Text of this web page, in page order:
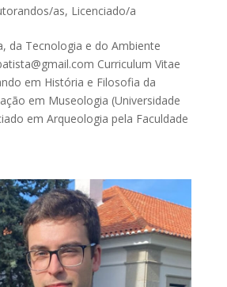
as, Licenciado/a
da Tecnologia e do Ambiente
Curriculum Vitae
em História e Filosofia da
em Museologia (Universidade
em Arqueologia pela Faculdade